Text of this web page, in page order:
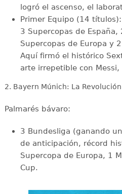
logró el ascenso, el
Primer Equipo (14
3 Supercopas de España,
Supercopas de Europa y
Aquí firmó el histórico
arte irrepetible con Messi,
2. Bayern Múnich: La
Palmarés bávaro:
3 Bundesliga (ganando
de anticipación, récord
Supercopa de Europa, 1
Cup.